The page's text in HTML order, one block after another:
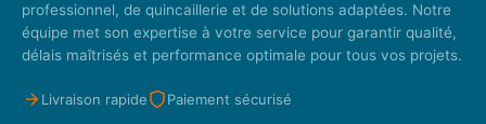
professionnel, de quincaillerie et de solutions adaptées. Notre
équipe met son expertise à votre service pour garantir qualité,
délais maîtrisés et performance optimale pour tous vos projets.
Livraison rapide Paiement sécurisé